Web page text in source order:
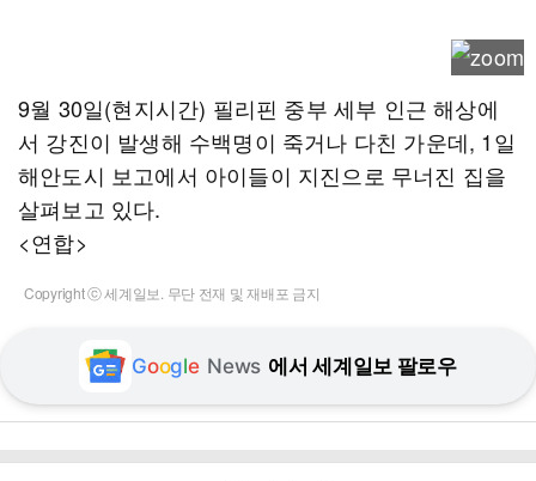
9월 30일(현지시간) 필리핀 중부 세부 인근 해상에
서 강진이 발생해 수백명이 죽거나 다친 가운데, 1일
해안도시 보고에서 아이들이 지진으로 무너진 집을
살펴보고 있다.
<연합>
Copyright ⓒ 세계일보. 무단 전재 및 재배포 금지
Google News 에서 세계일보 팔로우